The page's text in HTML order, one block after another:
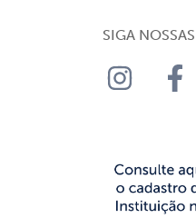
SIGA